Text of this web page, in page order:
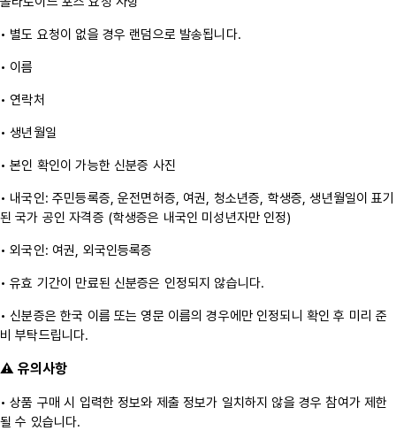
• 별도 요청이 없을 경우 랜덤으로 발송됩니다.
• 이름
• 연락처
• 생년월일
• 본인 확인이 가능한 신분증 사진
• 내국인: 주민등록증, 운전면허증, 여권, 청소년증, 학생증, 생년월일이 표기
된 국가 공인 자격증 (학생증은 내국인 미성년자만 인정)
• 외국인: 여권, 외국인등록증
• 유효 기간이 만료된 신분증은 인정되지 않습니다.
• 신분증은 한국 이름 또는 영문 이름의 경우에만 인정되니 확인 후 미리 준
비 부탁드립니다.
⚠️ 유의사항
• 상품 구매 시 입력한 정보와 제출 정보가 일치하지 않을 경우 참여가 제한
될 수 있습니다.